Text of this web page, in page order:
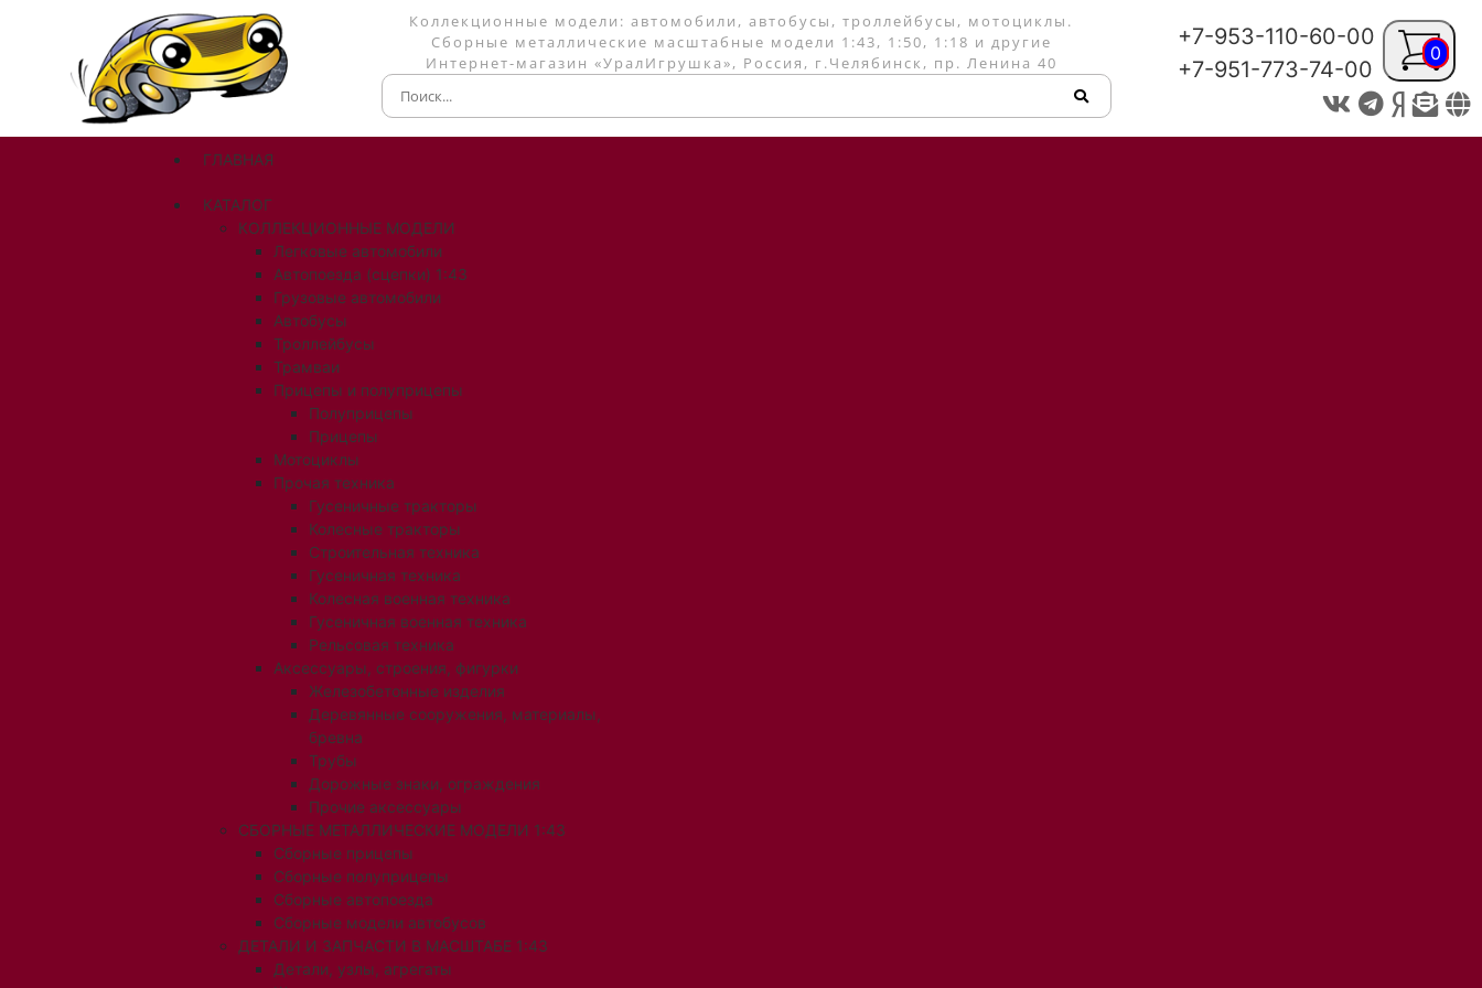
Коллекционные модели: автомобили, автобусы, троллейбусы, мотоциклы.
Сборные металлические масштабные модели 1:43, 1:50, 1:18 и другие
Интернет-магазин «УралИгрушка», Россия, г.Челябинск, пр. Ленина 40
+7-953-110-60-00
+7-951-773-74-00
ГЛАВНАЯ
КАТАЛОГ
КОЛЛЕКЦИОННЫЕ МОДЕЛИ
Легковые автомобили
Автопоезда (сцепки) 1:43
Грузовые автомобили
Автобусы
Троллейбусы
Трамваи
Прицепы и полуприцепы
Полуприцепы
Прицепы
Мотоциклы
Прочая техника
Гусеничные тракторы
Колесные тракторы
Строительная техника
Гусеничная техника
Колесная военная техника
Гусеничная военная техника
Рельсовая техника
Аксессуары, строения, фигурки
Железобетонные изделия
Деревянные сооружения, материалы,
бревна
Трубы
Дорожные знаки, ограждения
Прочие аксессуары
СБОРНЫЕ МЕТАЛЛИЧЕСКИЕ МОДЕЛИ 1:43
Сборные прицепы
Сборные полуприцепы
Сборные автопоезда
Сборные модели автобусов
ДЕТАЛИ И ЗАПЧАСТИ В МАСШТАБЕ 1:43
Детали, узлы, агрегаты
0